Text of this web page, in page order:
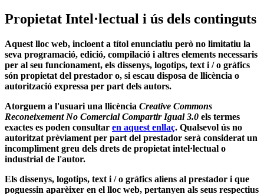
Propietat Intel·lectual i ús dels continguts
Aquest lloc web, incloent a títol enunciatiu però no limitatiu la
seva programació, edició, compilació i altres elements necessaris
per al seu funcionament, els dissenys, logotips, text i / o gràfics
són propietat del prestador o, si escau disposa de llicència o
autorització expressa per part dels autors.
Atorguem a l'usuari una llicència Creative Commons
Reconeixement No Comercial Compartir Igual 3.0 els termes
exactes es poden consultar en aquest enllaç. Qualsevol ús no
autoritzat prèviament per part del prestador serà considerat un
incompliment greu dels drets de propietat intel·lectual o
industrial de l'autor.
Els dissenys, logotips, text i / o gràfics aliens al prestador i que
poguessin aparèixer en el lloc web, pertanyen als seus respectius